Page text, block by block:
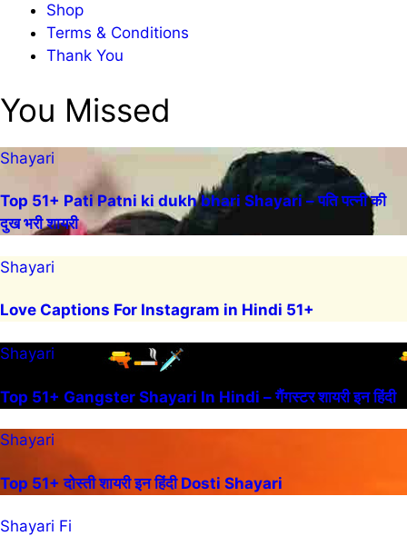
Shop
Terms & Conditions
Thank You
You Missed
Shayari
Top 51+ Pati Patni ki dukh bhari Shayari – पति पत्नी की
दुख भरी शायरी
Shayari
Love Captions For Instagram in Hindi 51+
Shayari
Top 51+ Gangster Shayari In Hindi – गैंगस्टर शायरी इन हिंदी
Shayari
Top 51+ दोस्ती शायरी इन हिंदी Dosti Shayari
Shayari Fi